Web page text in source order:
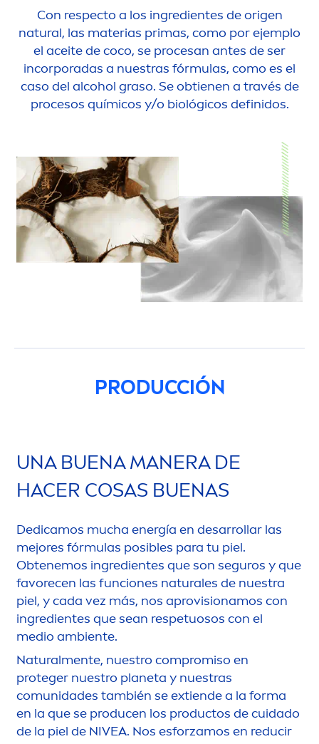
Con respecto a los ingredientes de origen
natural, las materias primas, como por ejemplo
el aceite de coco, se procesan antes de ser
incorporadas a nuestras fórmulas, como es el
caso del alcohol graso. Se obtienen a través de
procesos químicos y/o biológicos definidos.
PRODUCCIÓN
UNA BUENA MANERA DE
HACER COSAS BUENAS
Dedicamos mucha energía en desarrollar las
mejores fórmulas posibles para tu piel.
Obtenemos ingredientes que son seguros y que
favorecen las funciones naturales de nuestra
piel, y cada vez más, nos aprovisionamos con
ingredientes que sean respetuosos con el
medio ambiente.
Naturalmente, nuestro compromiso en
proteger nuestro planeta y nuestras
comunidades también se extiende a la forma
en la que se producen los productos de cuidado
de la piel de NIVEA. Nos esforzamos en reducir